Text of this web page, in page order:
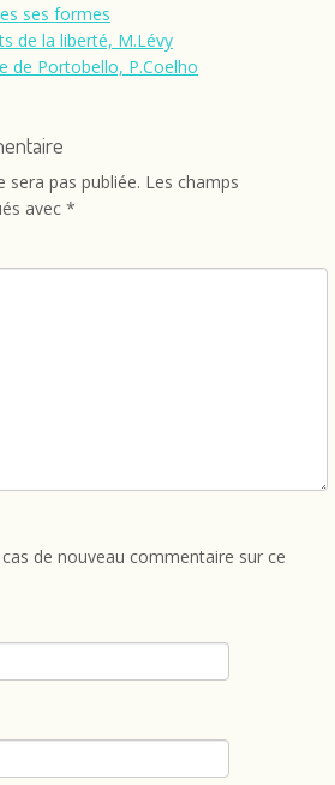
ses formes
de la liberté, M.Lévy
de Portobello, P.Coelho
sera pas publiée. Les champs
avec *
de nouveau commentaire sur ce